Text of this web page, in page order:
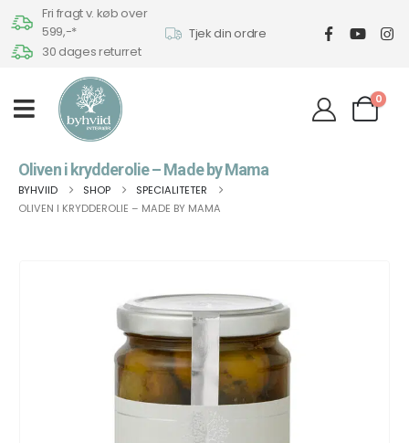
Fri fragt v. køb over
599,-*
30 dages returret
Tjek din ordre
0
Oliven i krydderolie – Made by Mama
BYHVIID SHOP
SPECIALITETER
OLIVEN I KRYDDEROLIE – MADE BY MAMA